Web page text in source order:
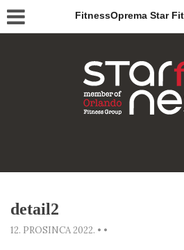
FitnessOprema Star
detail2
12. PROSINCA 2022. • •